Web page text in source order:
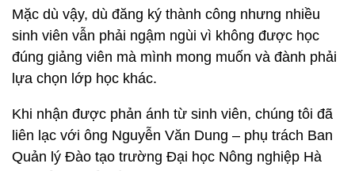
Mặc dù vậy, dù đăng ký thành công nhưng nhiều
sinh viên vẫn phải ngậm ngùi vì không được học
đúng giảng viên mà mình mong muốn và đành phải
lựa chọn lớp học khác.
Khi nhận được phản ánh từ sinh viên, chúng tôi đã
liên lạc với ông Nguyễn Văn Dung – phụ trách Ban
Quản lý Đào tạo trường Đại học Nông nghiệp Hà